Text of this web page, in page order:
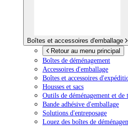
Boîtes et accessoires d'emballage
Retour au menu principal
Boîtes de déménagement
Accessoires d'emballage
Boîtes et accessoires
Housses et sacs
Outils de déménagement et de
Bande adhésive d'emballage
Solutions d'entreposage
Louez des boîtes de